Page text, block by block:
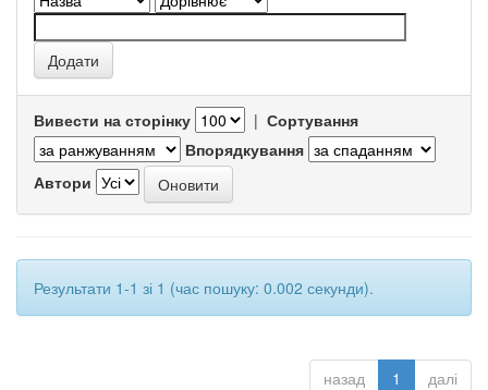
Вивести на сторінку | Сортування
Впорядкування
Автори
Результати 1-1 зі 1 (час пошуку: 0.002 секунди).
назад 1 далі